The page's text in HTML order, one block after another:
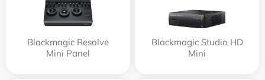
Blackmagic Resolve
Mini Panel
Blackmagic Studio HD
Mini